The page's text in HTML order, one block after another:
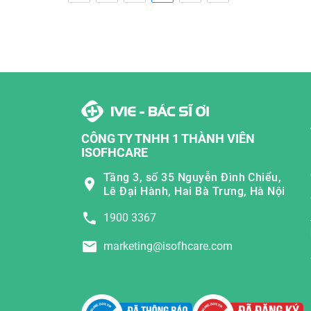
CÔNG TY TNHH 1 THÀNH VIÊN
ISOFHCARE
Tầng 3, số 35 Nguyễn Đình Chiểu,
Lê Đại Hành, Hai Bà Trưng, Hà Nội
1900 3367
marketing@isofhcare.com